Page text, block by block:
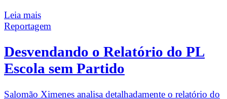
Leia mais
Reportagem
Desvendando o Relatório do PL
Escola sem Partido
Salomão Ximenes analisa detalhadamente o relatório do